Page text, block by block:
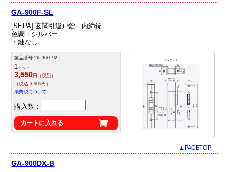
GA-900F-SL
[SEPA] 玄関引違戸錠 内締錠
色調：シルバー
・鍵なし
製品番号 26_360_92
1セット
3,550円（税別）
（税込 3,905円）
消費税について
購入数：
カートに入れる
▲PAGETOP
GA-900DX-B